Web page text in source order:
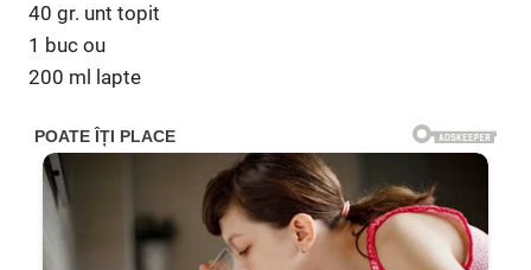
40 gr. unt topit
1 buc ou
200 ml lapte